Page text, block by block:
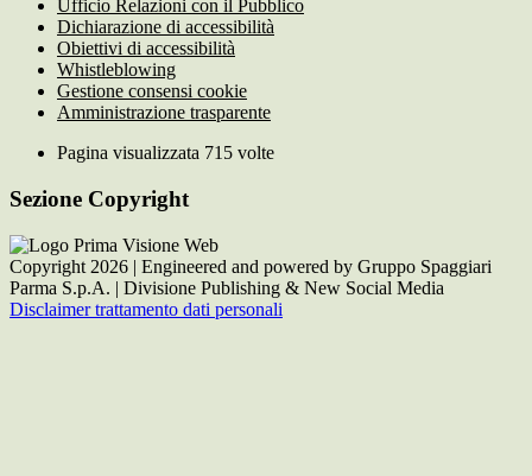
Ufficio Relazioni con il Pubblico
Dichiarazione di accessibilità
Obiettivi di accessibilità
Whistleblowing
Gestione consensi cookie
Amministrazione trasparente
Pagina visualizzata 715 volte
Sezione Copyright
Copyright 2026 | Engineered and powered by Gruppo Spaggiari
Parma S.p.A. | Divisione Publishing & New Social Media
Disclaimer trattamento dati personali